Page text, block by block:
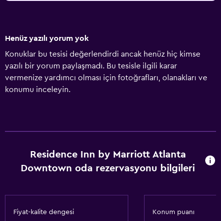
Henüz yazılı yorum yok
Konuklar bu tesisi değerlendirdi ancak henüz hiç kimse
yazılı bir yorum paylaşmadı. Bu tesisle ilgili karar
vermenize yardımcı olması için fotoğrafları, olanakları ve
konumu inceleyin.
Residence Inn by Marriott Atlanta
Downtown oda rezervasyonu bilgileri
Fiyat-kalite dengesi Konum puanı